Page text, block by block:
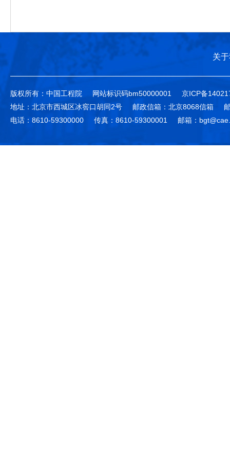
关
版权所有：中国工程院 网站标识码bm50000001
京ICP备
地址：北京市西城区冰窖口胡同2号
邮政信箱：北京8068信箱
电话：8610-59300000
传真：8610-59300001 邮箱：